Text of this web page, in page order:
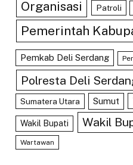
Organisasi Patroli
Pemerintah
Pemkab Deli Serdang
Polresta Deli
Sumatera Utara Sumut
Wakil Bupati Wakil
Wartawan